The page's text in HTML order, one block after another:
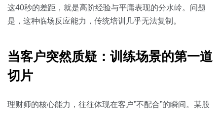
按角色
按业务场景
白皮书
预约演示
这40秒的差距，就是高阶经验与平庸表现的分水岭。问题
是，这种临场反应能力，传统培训几乎无法复制。
当客户突然质疑：训练场景的第一道
切片
理财师的核心能力，往往体现在客户”不配合”的瞬间。某股